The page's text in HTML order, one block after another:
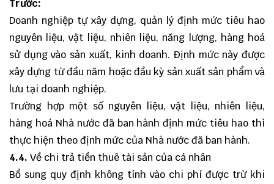
Trước:
Doanh nghiệp tự xây dựng, quản lý định mức tiêu hao
nguyên liệu, vật liệu, nhiên liệu, năng lượng, hàng hoá
sử dụng vào sản xuất, kinh doanh. Định mức này được
xây dựng từ đầu năm hoặc đầu kỳ sản xuất sản phẩm và
lưu tại doanh nghiệp.
Trường hợp một số nguyên liệu, vật liệu, nhiên liệu,
hàng hoá Nhà nước đã ban hành định mức tiêu hao thì
thực hiện theo định mức của Nhà nước đã ban hành.
4.4. Về chi trả tiền thuê tài sản của cá nhân
Bổ sung quy định không tính vào chi phí được trừ khi